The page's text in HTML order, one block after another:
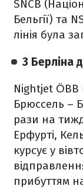
SNCB
Бельгії) та
лінія була
З Берліна
Nightjet
Брюссель –
рази на
Ерфурті,
курсує у
прибуттям